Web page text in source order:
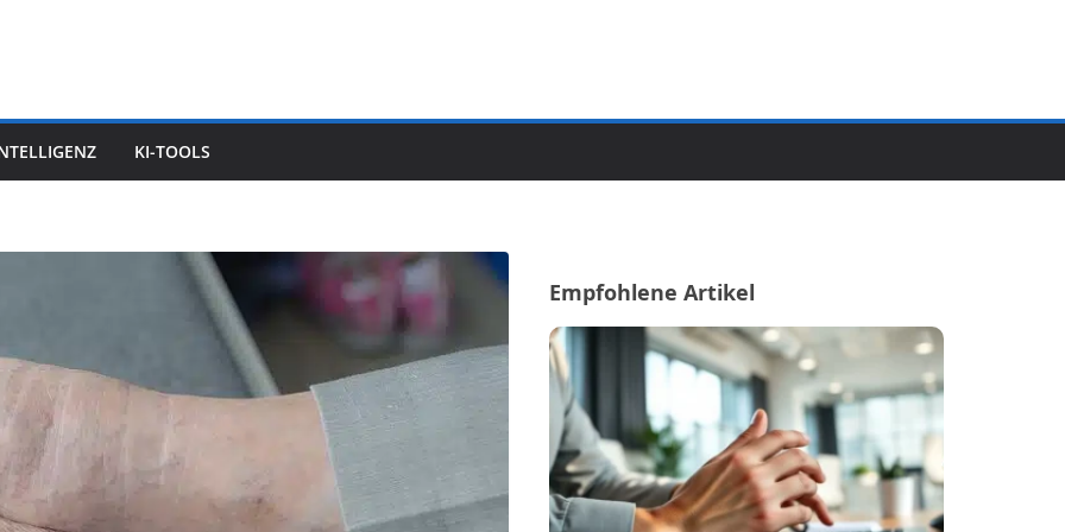
KI-TOOLS
Empfohlene Artikel